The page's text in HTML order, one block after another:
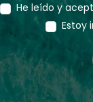
He leído y
Estoy